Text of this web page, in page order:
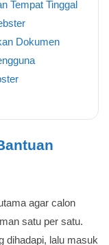
Tempat Tinggal
Dokumen
agar calon
satu per satu.
dihadapi, lalu masuk